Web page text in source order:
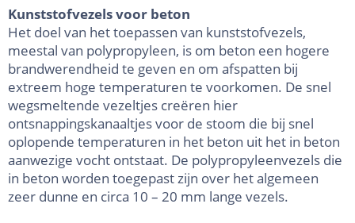
Kunststofvezels voor beton
Het doel van het toepassen van kunststofvezels,
meestal van polypropyleen, is om beton een hogere
brandwerendheid te geven en om afspatten bij
extreem hoge temperaturen te voorkomen. De snel
wegsmeltende vezeltjes creëren hier
ontsnappingskanaaltjes voor de stoom die bij snel
oplopende temperaturen in het beton uit het in beton
aanwezige vocht ontstaat. De polypropyleenvezels die
in beton worden toegepast zijn over het algemeen
zeer dunne en circa 10 – 20 mm lange vezels.